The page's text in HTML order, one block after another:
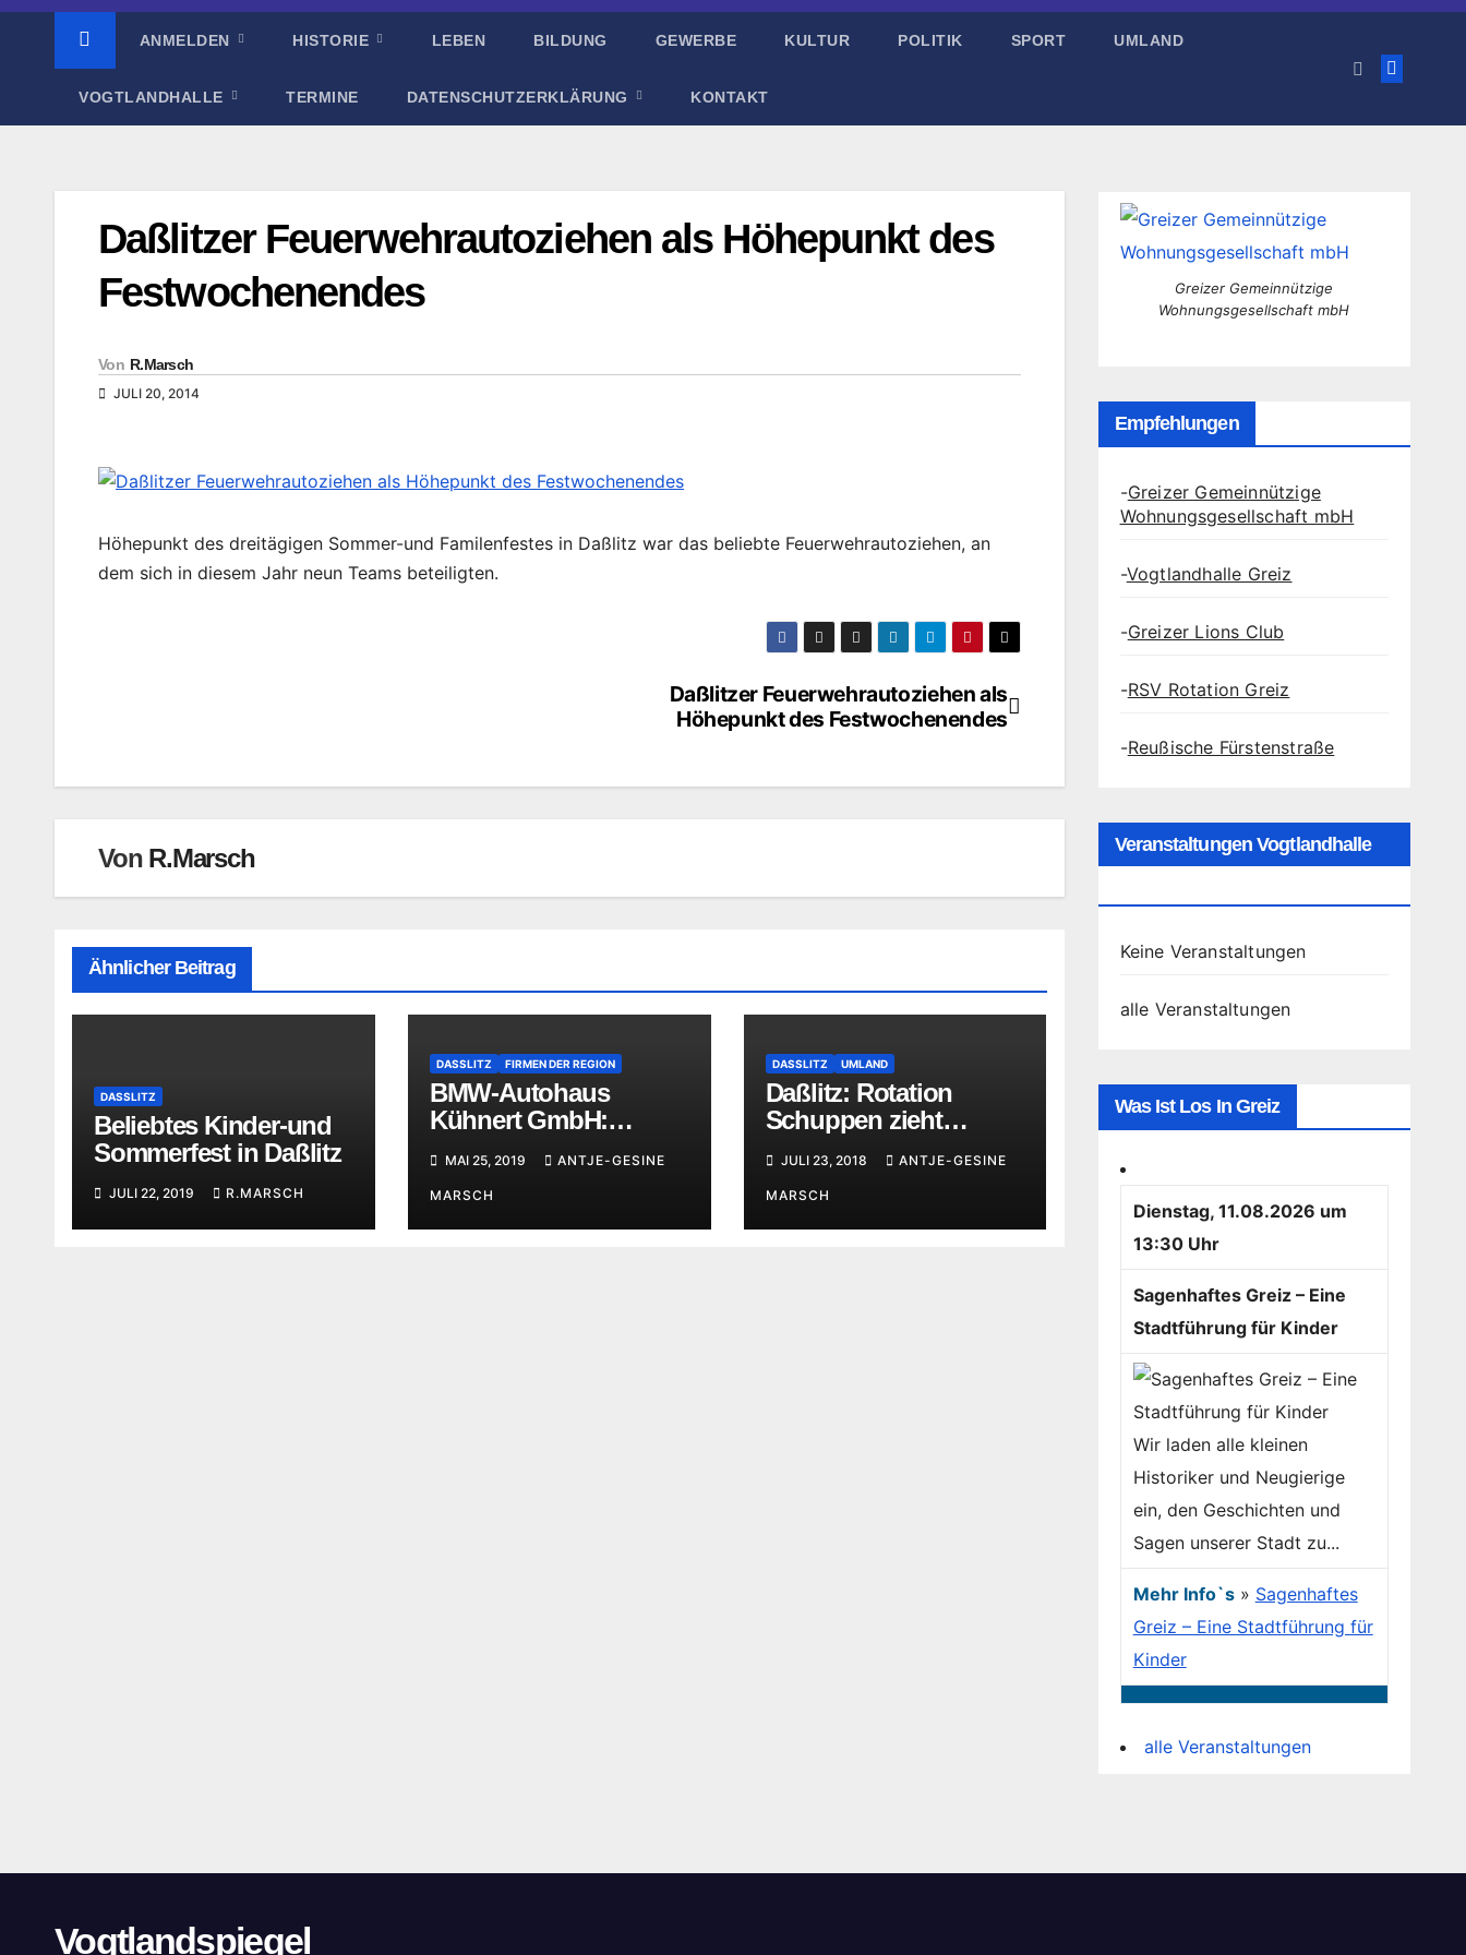
ANMELDEN HISTORIE LEBEN BILDUNG GEWERBE KULTUR POLITIK SPORT UMLAND
VOGTLANDHALLE TERMINE DATENSCHUTZERKLÄRUNG KONTAKT
Daßlitzer Feuerwehrautoziehen als Höhepunkt des
Festwochenendes
Von R.Marsch
JULI 20, 2014
Höhepunkt des dreitägigen Sommer-und Familenfestes in Daßlitz war das beliebte Feuerwehrautoziehen, an
dem sich in diesem Jahr neun Teams beteiligten.
Daßlitzer Feuerwehrautoziehen als
Höhepunkt des Festwochenendes
Von R.Marsch
Ähnlicher Beitrag
DASSLITZ
Beliebtes Kinder-und
Sommerfest in Daßlitz
JULI 22, 2019 R.MARSCH
DASSLITZ FIRMEN DER REGION
BMW-Autohaus
Kühnert GmbH:
MAI 25, 2019 ANTJE-GESINE
MARSCH
DASSLITZ UMLAND
Daßlitz: Rotation
Schuppen zieht
weitesten
JULI 23, 2018 ANTJE-GESINE
MARSCH
Greizer Gemeinnützige
Wohnungsgesellschaft mbH
Empfehlungen
-Greizer Gemeinnützige
Wohnungsgesellschaft mbH
-Vogtlandhalle Greiz
-Greizer Lions Club
-RSV Rotation Greiz
-Reußische Fürstenstraße
Veranstaltungen Vogtlandhalle
Keine Veranstaltungen
alle Veranstaltungen
Was Ist Los In Greiz
Dienstag, 11.08.2026 um
13:30 Uhr
Sagenhaftes Greiz – Eine
Stadtführung für Kinder
Wir laden alle kleinen
Historiker und Neugierige
ein, den Geschichten und
Sagen unserer Stadt zu...
Mehr Info`s» Sagenhaftes
Greiz – Eine Stadtführung für
Kinder
alle Veranstaltungen
Vogtlandspiegel